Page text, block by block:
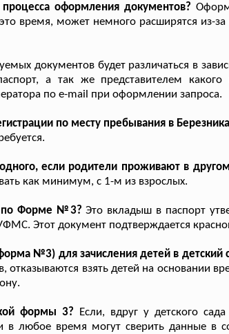
оформления документов?
время, может немного расширятся из-
документов будет различаться в
а так же представителем какого
по e-mail при оформлении запроса.
по месту пребывания в
если родители проживают в
как минимум, с 1-м из взрослых.
по Форме №3? Это вкладыш в паспорт
Этот документ подтверждается
№3) для зачисления детей в детский
отказываются взять детей на основании
формы 3? Если, вдруг у детского
в любое время могут сверить данные в